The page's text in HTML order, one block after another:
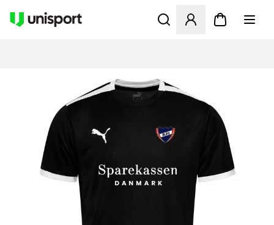
Åbner en Modal til at